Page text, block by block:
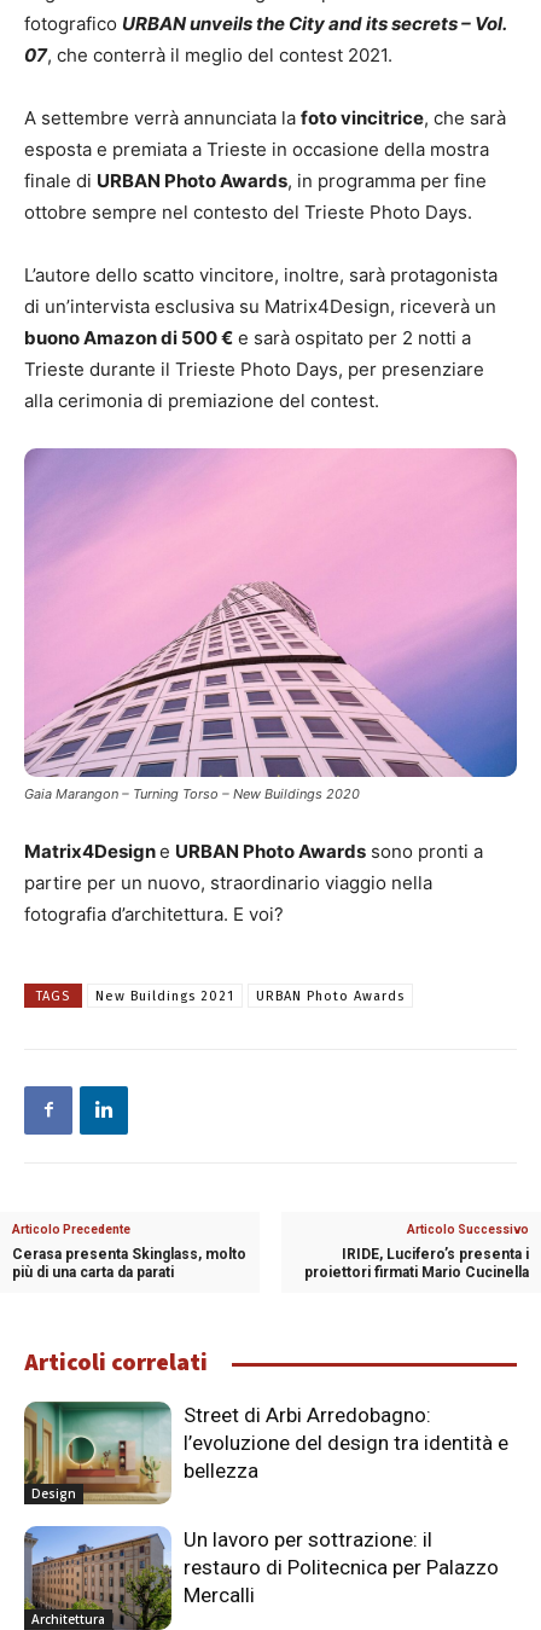
fotografico URBAN unveils the City and its secrets – Vol.
07, che conterrà il meglio del contest 2021.
A settembre verrà annunciata la foto vincitrice, che sarà
esposta e premiata a Trieste in occasione della mostra
finale di URBAN Photo Awards, in programma per fine
ottobre sempre nel contesto del Trieste Photo Days.
L’autore dello scatto vincitore, inoltre, sarà protagonista
di un’intervista esclusiva su Matrix4Design, riceverà un
buono Amazon di 500 € e sarà ospitato per 2 notti a
Trieste durante il Trieste Photo Days, per presenziare
alla cerimonia di premiazione del contest.
Gaia Marangon – Turning Torso – New Buildings 2020
Matrix4Designe URBAN Photo Awards sono pronti a
partire per un nuovo, straordinario viaggio nella
fotografia d’architettura. E voi?
TAGS New Buildings 2021 URBAN Photo Awards
Articolo Precedente
Cerasa presenta Skinglass, molto
più di una carta da parati
Articolo Successivo
IRIDE, Lucifero’s presenta i
proiettori firmati Mario Cucinella
Articoli correlati
Design
Street di Arbi Arredobagno:
l’evoluzione del design tra identità e
bellezza
Architettura
Un lavoro per sottrazione: il
restauro di Politecnica per Palazzo
Mercalli